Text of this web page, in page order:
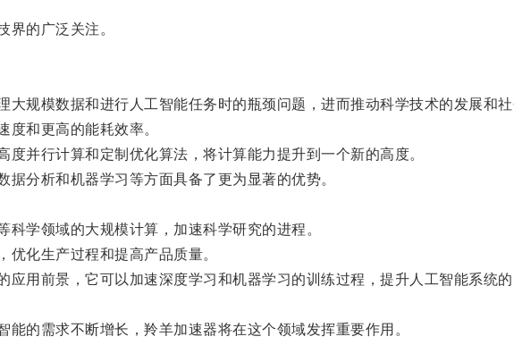
的广泛关注。
模数据和进行人工智能任务时的瓶颈问题，进而推动科学技术的发展和社
和更高的能耗效率。
并行计算和定制优化算法，将计算能力提升到一个新的高度。
分析和机器学习等方面具备了更为显著的优势。
学领域的大规模计算，加速科学研究的进程。
化生产过程和提高产品质量。
前景，它可以加速深度学习和机器学习的训练过程，提升人工智能系统的
的需求不断增长，羚羊加速器将在这个领域发挥重要作用。